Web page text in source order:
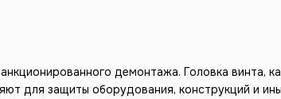
демонтажа. Головка винта,
для защиты оборудования, конструкций и